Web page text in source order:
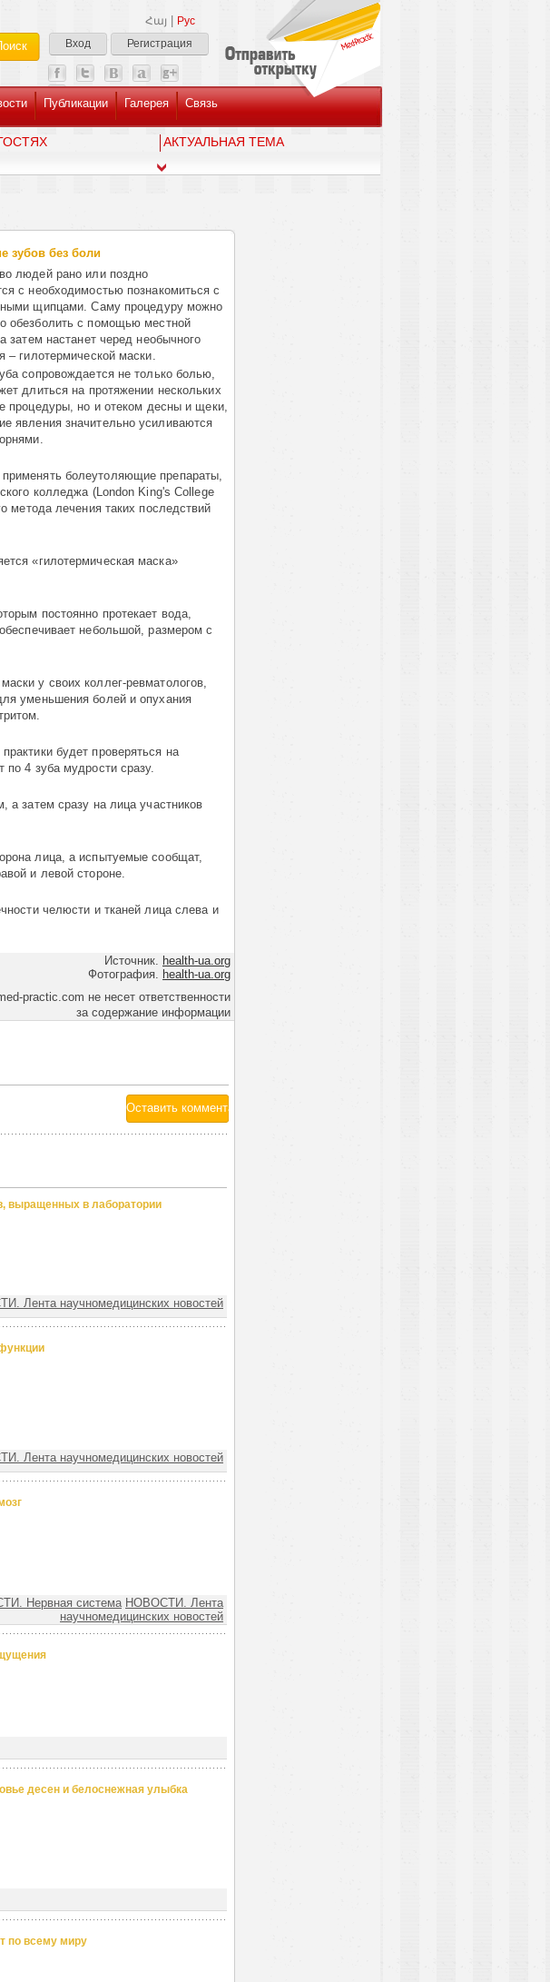
Հայ
Рус
Вход
Регистрация
Публикации Галерея Связь
AКТУАЛЬНАЯ ТЕМА
зубов без боли
людей рано или поздно
с необходимостью познакомиться с
щипцами. Саму процедуру можно
обезболить с помощью местной
затем настанет черед необычного
– гилотермической маски.
сопровождается не только болью,
длиться на протяжении нескольких
процедуры, но и отеком десны и щеки,
явления значительно усиливаются
болеутоляющие препараты,
колледжа (London King's College
метода лечения таких последствий
«гилотермическая маска»
постоянно протекает вода,
небольшой, размером с
у своих коллег-ревматологов,
уменьшения болей и опухания
будет проверяться на
4 зуба мудрости сразу.
а затем сразу на лица участников
лица, а испытуемые сообщат,
и левой стороне.
челюсти и тканей лица слева и
Источник. health-ua.org
Фотография. health-ua.org
practic.com не несет ответственности
за содержание информации
выращенных в лаборатории
Лента научномедицинских новостей
Лента научномедицинских новостей
Нервная система НОВОСТИ. Лента
научномедицинских новостей
десен и белоснежная улыбка
по всему миру